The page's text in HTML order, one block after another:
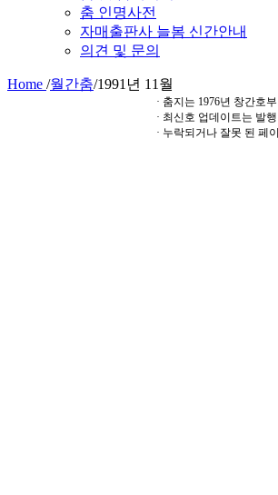
춤 인명사전
자매출판사 늘봄 신간안내
의견 및 문의
Home /월간춤/1991년 11월
· 춤지는 1976년 창간호
· 최신호 업데이트는 발
· 누락되거나 잘못 된 페